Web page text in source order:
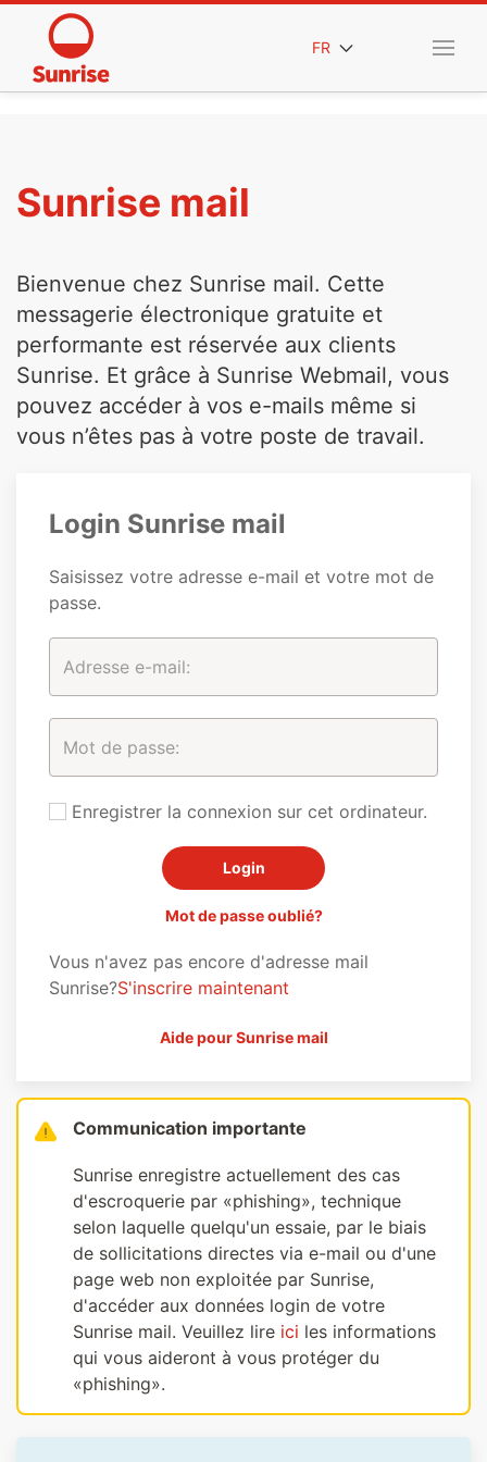
FR
Sunrise mail
Bienvenue chez Sunrise mail. Cette
messagerie électronique gratuite et
performante est réservée aux clients
Sunrise. Et grâce à Sunrise Webmail, vous
pouvez accéder à vos e-mails même si
vous n’êtes pas à votre poste de travail.
Login Sunrise mail
Saisissez votre adresse e-mail et votre mot de
passe.
Enregistrer la connexion sur cet ordinateur.
Mot de passe oublié?
Vous n'avez pas encore d'adresse mail
Sunrise?S'inscrire maintenant
Aide pour Sunrise mail
Communication importante
Sunrise enregistre actuellement des cas
d'escroquerie par «phishing», technique
selon laquelle quelqu'un essaie, par le biais
de sollicitations directes via e-mail ou d'une
page web non exploitée par Sunrise,
d'accéder aux données login de votre
Sunrise mail. Veuillez lire ici les informations
qui vous aideront à vous protéger du
«phishing».